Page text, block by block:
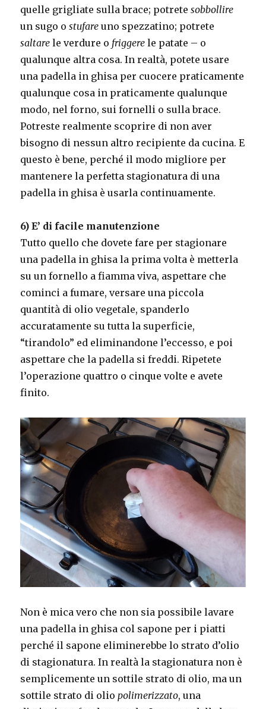
quelle grigliate sulla brace; potretesobbollire
un sugo ostufare uno spezzatino; potrete
saltare le verdure o friggere le patate – o
qualunque altra cosa. In realtà, potete usare
una padella in ghisa per cuocere praticamente
qualunque cosa in praticamente qualunque
modo, nel forno, sui fornelli o sulla brace.
Potreste realmente scoprire di non aver
bisogno di nessun altro recipiente da cucina. E
questo è bene, perché il modo migliore per
mantenere la perfetta stagionatura di una
padella in ghisa è usarla continuamente.
6) E’ di facile manutenzione
Tutto quello che dovete fare per stagionare
una padella in ghisa la prima volta è metterla
su un fornello a fiamma viva, aspettare che
cominci a fumare, versare una piccola
quantità di olio vegetale, spanderlo
accuratamente su tutta la superficie,
“tirandolo” ed eliminandone l’eccesso, e poi
aspettare che la padella si freddi. Ripetete
l’operazione quattro o cinque volte e avete
finito.
Non è mica vero che non sia possibile lavare
una padella in ghisa col sapone per i piatti
perché il sapone eliminerebbe lo strato d’olio
di stagionatura. In realtà la stagionatura non è
semplicemente un sottile strato di olio, ma un
sottile strato di olio polimerizzato, una